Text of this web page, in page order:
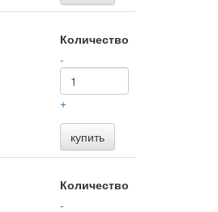
Количество
-
+
купить
Количество
-